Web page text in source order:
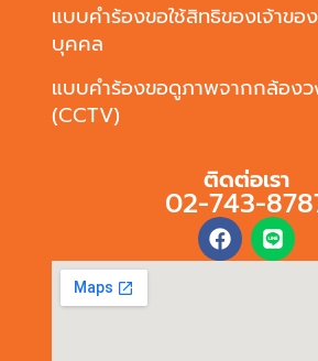
แบบคำร้องขอใช้สิทธิของเจ้าขอ
บุคคล
แบบคำร้องขอดูภาพจากกล้อง
(CCTV)
ติดต่อเรา
02-743-